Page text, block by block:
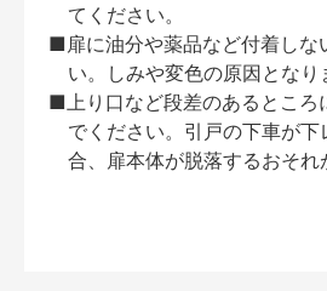
てください。
■扉に油分や薬品など付着しな
い。しみや変色の原因となり
■上り口など段差のあるところ
でください。引戸の下車が
合、扉本体が脱落するおそれ